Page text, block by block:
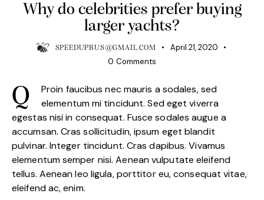
Why do celebrities prefer buying
larger yachts?
SPEEDUPBUS@GMAIL.COM
April 21, 2020
0 Comments
Q
Proin faucibus nec mauris a sodales, sed
elementum mi tincidunt. Sed eget viverra
egestas nisi in consequat. Fusce sodales augue a
accumsan. Cras sollicitudin, ipsum eget blandit
pulvinar. Integer tincidunt. Cras dapibus. Vivamus
elementum semper nisi. Aenean vulputate eleifend
tellus. Aenean leo ligula, porttitor eu, consequat vitae,
eleifend ac, enim.